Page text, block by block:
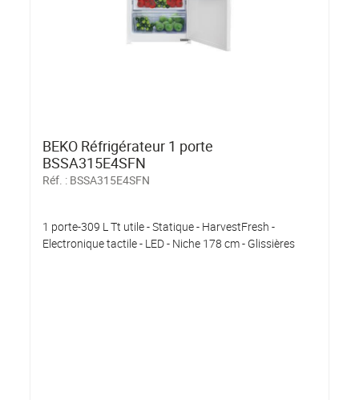
BEKO Réfrigérateur 1 porte
BSSA315E4SFN
Réf. : BSSA315E4SFN
1 porte-309 L Tt utile - Statique - HarvestFresh -
Electronique tactile - LED - Niche 178 cm - Glissières